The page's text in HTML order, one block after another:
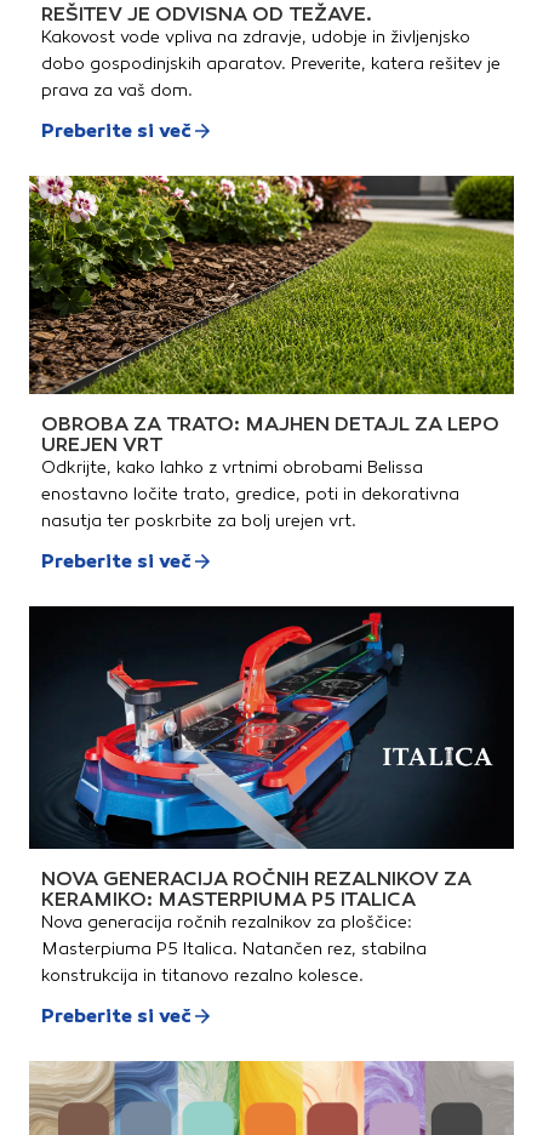
REŠITEV JE ODVISNA OD TEŽAVE.
Kakovost vode vpliva na zdravje, udobje in življenjsko
dobo gospodinjskih aparatov. Preverite, katera rešitev je
prava za vaš dom.
Preberite si več
OBROBA ZA TRATO: MAJHEN DETAJL ZA LEPO
UREJEN VRT
Odkrijte, kako lahko z vrtnimi obrobami Belissa
enostavno ločite trato, gredice, poti in dekorativna
nasutja ter poskrbite za bolj urejen vrt.
Preberite si več
NOVA GENERACIJA ROČNIH REZALNIKOV ZA
KERAMIKO: MASTERPIUMA P5 ITALICA
Nova generacija ročnih rezalnikov za ploščice:
Masterpiuma P5 Italica. Natančen rez, stabilna
konstrukcija in titanovo rezalno kolesce.
Preberite si več